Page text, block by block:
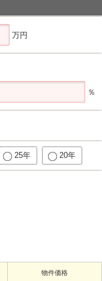
万円
％
25年 20年
物件価格